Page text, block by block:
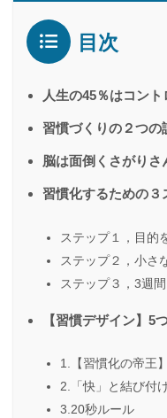
目次
人生の45％はコン
習慣づくりの２つの
脳は面倒くさがりさ
習慣化するための３
ステップ１，目的
ステップ２，小さ
ステップ３，3週
【習慣デザイン】5
1.【習慣化の帝王
2.「快」と結び付
3.20秒ルール